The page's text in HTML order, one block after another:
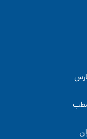
پاسداران تهران
مطب